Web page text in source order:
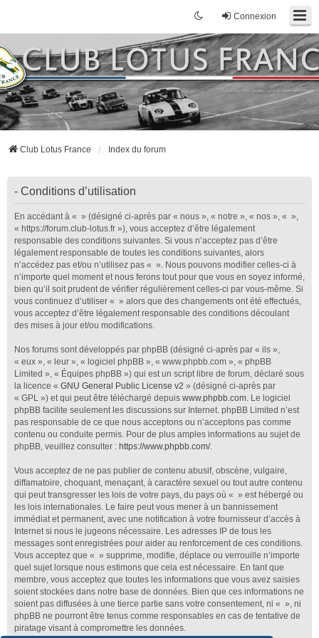
Connexion
Club Lotus France Index du forum
- Conditions d’utilisation
En accédant à « » (désigné ci-après par « nous », « notre », « nos », « »,
« https://forum.club-lotus.fr »), vous acceptez d’être légalement
responsable des conditions suivantes. Si vous n’acceptez pas d’être
légalement responsable de toutes les conditions suivantes, alors
n’accédez pas et/ou n’utilisez pas « ». Nous pouvons modifier celles-ci à
n’importe quel moment et nous ferons tout pour que vous en soyez informé,
bien qu’il soit prudent de vérifier régulièrement celles-ci par vous-même. Si
vous continuez d’utiliser « » alors que des changements ont été effectués,
vous acceptez d’être légalement responsable des conditions découlant
des mises à jour et/ou modifications.
Nos forums sont développés par phpBB (désigné ci-après par « ils »,
« eux », « leur », « logiciel phpBB », « www.phpbb.com », « phpBB
Limited », « Équipes phpBB ») qui est un script libre de forum, déclaré sous
la licence « GNU General Public License v2 » (désigné ci-après par
« GPL ») et qui peut être téléchargé depuis www.phpbb.com. Le logiciel
phpBB facilite seulement les discussions sur Internet. phpBB Limited n’est
pas responsable de ce que nous acceptons ou n’acceptons pas comme
contenu ou conduite permis. Pour de plus amples informations au sujet de
phpBB, veuillez consulter : https://www.phpbb.com/.
Vous acceptez de ne pas publier de contenu abusif, obscène, vulgaire,
diffamatoire, choquant, menaçant, à caractère sexuel ou tout autre contenu
qui peut transgresser les lois de votre pays, du pays où « » est hébergé ou
les lois internationales. Le faire peut vous mener à un bannissement
immédiat et permanent, avec une notification à votre fournisseur d’accès à
Internet si nous le jugeons nécessaire. Les adresses IP de tous les
messages sont enregistrées pour aider au renforcement de ces conditions.
Vous acceptez que « » supprime, modifie, déplace ou verrouille n’importe
quel sujet lorsque nous estimons que cela est nécessaire. En tant que
membre, vous acceptez que toutes les informations que vous avez saisies
soient stockées dans notre base de données. Bien que ces informations ne
soient pas diffusées à une tierce partie sans votre consentement, ni « », ni
phpBB ne pourront être tenus comme responsables en cas de tentative de
piratage visant à compromettre les données.